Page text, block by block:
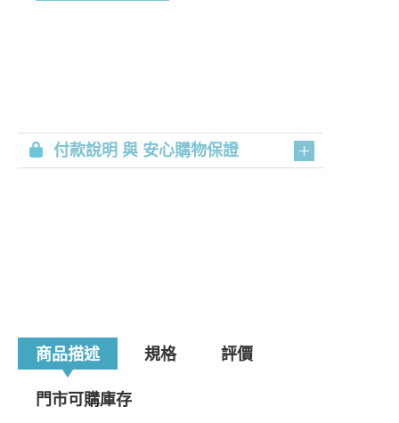
付款說明 與 安心購物保證
商品描述 規格 評價
門市可購庫存